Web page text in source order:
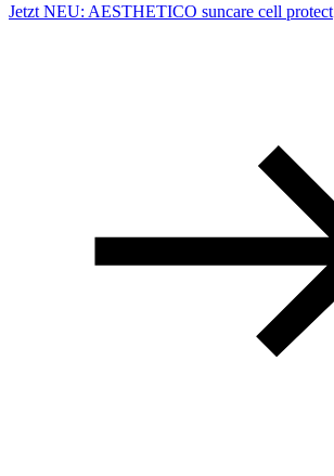
Jetzt NEU: AESTHETICO suncare cell protect